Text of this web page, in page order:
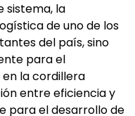
sistema, la
de uno de los
del país, sino
para el
la cordillera
entre eficiencia y
para el desarrollo de